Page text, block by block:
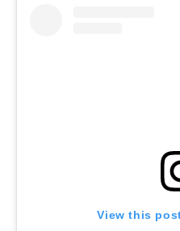
View this